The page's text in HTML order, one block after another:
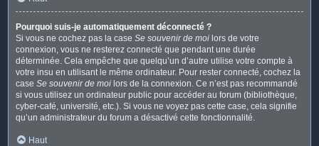
Pourquoi suis-je automatiquement déconnecté ?
Si vous ne cochez pas la case Se souvenir de moi lors de votre
connexion, vous ne resterez connecté que pendant une durée
déterminée. Cela empêche que quelqu’un d’autre utilise votre compte à
votre insu en utilisant le même ordinateur. Pour rester connecté, cochez la
case Se souvenir de moi lors de la connexion. Ce n’est pas recommandé
si vous utilisez un ordinateur public pour accéder au forum (bibliothèque,
cyber-café, université, etc.). Si vous ne voyez pas cette case, cela signifie
qu’un administrateur du forum a désactivé cette fonctionnalité.
Haut